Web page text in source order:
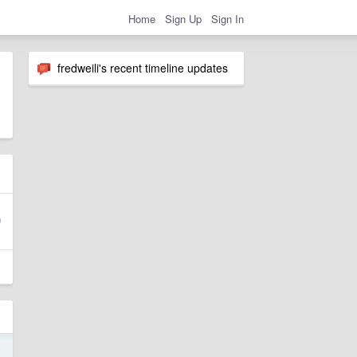
Home Sign Up Sign In
fredweili's recent timeline updates